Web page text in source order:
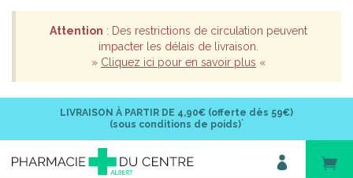
Attention : Des restrictions de circulation peuvent
impacter les délais de livraison.
» Cliquez ici pour en savoir plus «
LIVRAISON À PARTIR DE 4,90€ (offerte dès 59€)
(sous conditions de poids)*